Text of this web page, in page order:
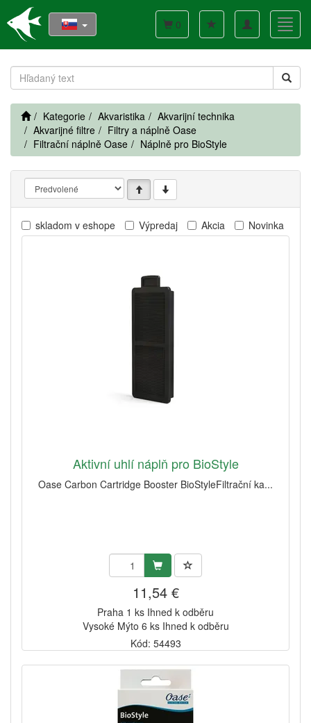
Toggle
navigation
0
Kategorie Akvaristika
Akvarijní technika
Akvarijné filtre
Filtry a náplně Oase
Filtrační náplně Oase
Náplně pro BioStyle
skladom v eshope Výpredaj Akcia Novinka
Aktivní uhlí náplň pro BioStyle
Oase Carbon Cartridge Booster BioStyleFiltrační ka...
11,54 €
Praha 1 ks Ihned k odběru
Vysoké Mýto 6 ks Ihned k odběru
Kód: 54493